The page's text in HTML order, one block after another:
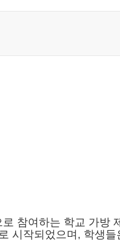
참여하는 학교 가방
시작되었으며 , 학생들